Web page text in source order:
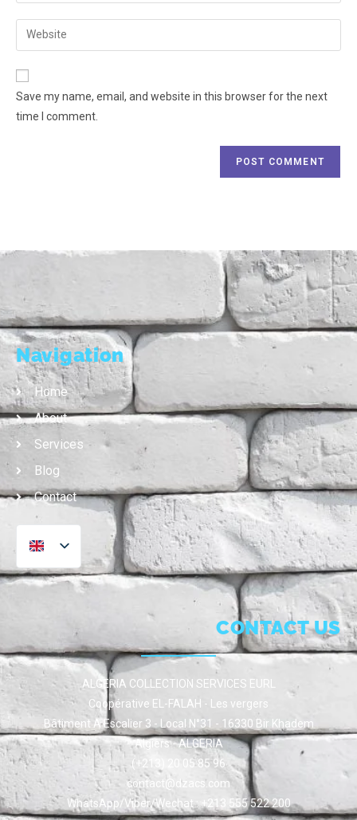
Save my name, email, and website in this browser for the next
time I comment.
Navigation
Home
About
Services
Blog
Contact
CONTACT US
ALGERIA COLLECTION SERVICES EURL
Coopérative EL-FALAH - Les vergers
Bâtiment A Escalier 3 - Local N°31 - 16330 Bir Khadem
Algiers - ALGERIA
(+213) 20 05 85 96
contact@dzacs.com
WhatsApp/Viber/Wechat : +213 555 522 200